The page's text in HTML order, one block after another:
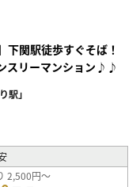
下関駅徒歩すぐそば！
スリーマンション♪♪
駅」
2,500円～